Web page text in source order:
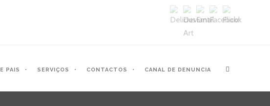
PAIS SERVIÇOS CONTACTOS CANAL DE DENUNCIA